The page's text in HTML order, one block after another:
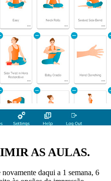
AS AULAS.
daqui a 1 semana, 6